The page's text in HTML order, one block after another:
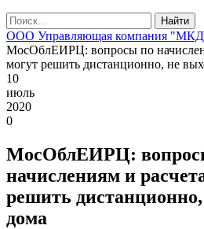
Найти
ООО Управляющая компания "МКД
МосОблЕИРЦ: вопросы по
могут решить дистанционно, не
10
июль
2020
0
МосОблЕИРЦ:
начислениям и
решить
дома